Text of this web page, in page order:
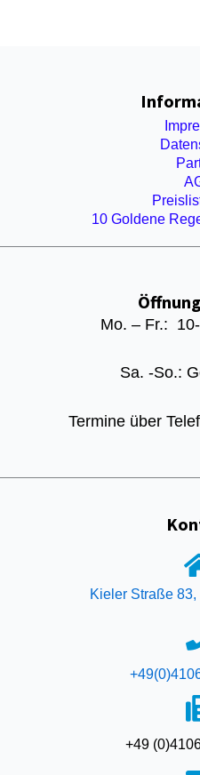
10 Goldene
Mo. – Fr.:
Sa. -So.:
Termine über
Kieler Straße
+49